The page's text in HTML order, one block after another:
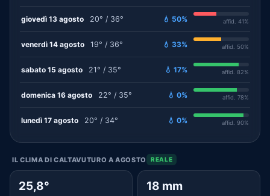
giovedì 13 agosto 20° / 36° 💧 50% affid. 41%
venerdì 14 agosto 19° / 36° 💧 33% affid. 50%
sabato 15 agosto 21° / 35° 💧 17% affid. 82%
domenica 16 agosto 22° / 35° 💧 0% affid. 78%
lunedì 17 agosto 20° / 34° 💧 0% affid. 90%
IL CLIMA DI CALTAVUTURO A AGOSTO REALE
25,8° 18 mm